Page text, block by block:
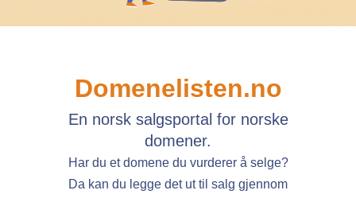
Domenelisten.no
En norsk salgsportal for norske
domener.
Har du et domene du vurderer å selge?
Da kan du legge det ut til salg gjennom